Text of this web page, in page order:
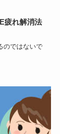
疲れ解消法
のではないで
ムだ…